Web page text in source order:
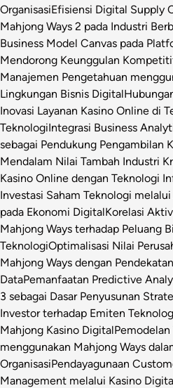
OrganisasiEfisiensi Digital Supply
Mahjong Ways 2 pada Industri
Business Model Canvas pada
Mendorong Keunggulan
Manajemen Pengetahuan
Lingkungan Bisnis Digital
Inovasi Layanan Kasino Online di
TeknologiIntegrasi Business
sebagai Pendukung Pengambilan
Mendalam Nilai Tambah Industri
Kasino Online dengan Teknologi
Investasi Saham Teknologi
pada Ekonomi DigitalKorelasi
Mahjong Ways terhadap Peluang
TeknologiOptimalisasi Nilai
Mahjong Ways dengan
DataPemanfaatan Predictive
3 sebagai Dasar Penyusunan
Investor terhadap Emiten
Mahjong Kasino Digital
menggunakan Mahjong Ways
OrganisasiPendayagunaan
Management melalui Kasino